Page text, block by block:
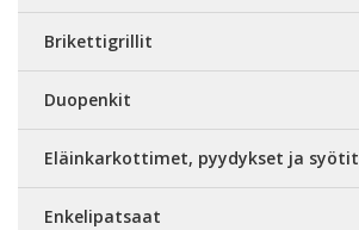
Brikettigrillit
Duopenkit
Eläinkarkottimet, pyydykset ja syötit
Enkelipatsaat